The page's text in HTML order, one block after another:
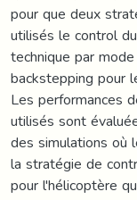
pour que deux
utilisés le control
technique par
backstepping pour
Les performances
utilisés sont
des simulations où
la stratégie de
pour l'hélicoptère